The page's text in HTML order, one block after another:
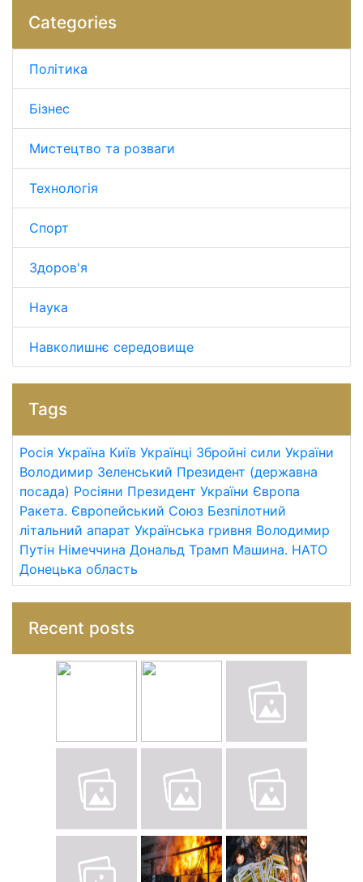
Categories
Політика
Бізнес
Мистецтво та розваги
Технологія
Спорт
Здоров'я
Наука
Навколишнє середовище
Tags
Росія Україна Київ Українці Збройні сили України
Володимир Зеленський Президент (державна
посада) Росіяни Президент України Європа
Ракета. Європейський Союз Безпілотний
літальний апарат Українська гривня Володимир
Путін Німеччина Дональд Трамп Машина. НАТО
Донецька область
Recent posts